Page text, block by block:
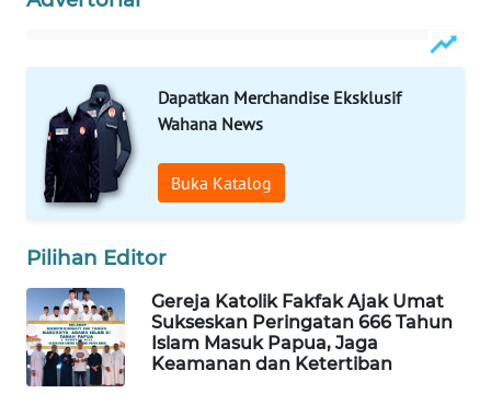
Dapatkan Merchandise Eksklusif
Wahana News
Buka Katalog
Pilihan Editor
Gereja Katolik Fakfak Ajak Umat
Sukseskan Peringatan 666 Tahun
Islam Masuk Papua, Jaga
Keamanan dan Ketertiban
LISTRIK
WAHANA
TRAVEL
WAHANA
WAHANANEWS
ID
WAHANANEWS